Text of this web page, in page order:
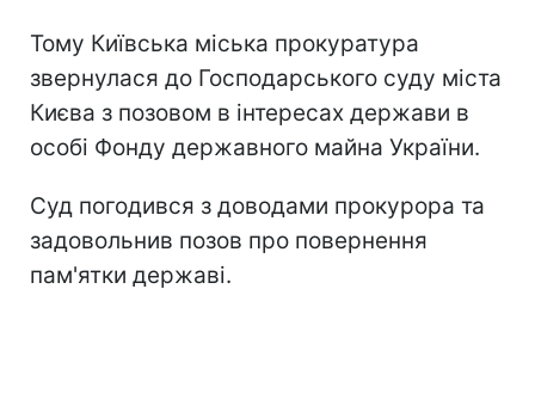
Тому Київська міська прокуратура
звернулася до Господарського суду міста
Києва з позовом в інтересах держави в
особі Фонду державного майна України.
Суд погодився з доводами прокурора та
задовольнив позов про повернення
пам'ятки державі.